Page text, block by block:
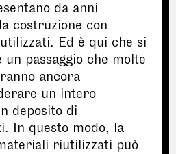
da anni
costruzione con
Ed è qui che si
un passaggio che molte
ancora
un intero
deposito di
In questo modo, la
riutilizzati può